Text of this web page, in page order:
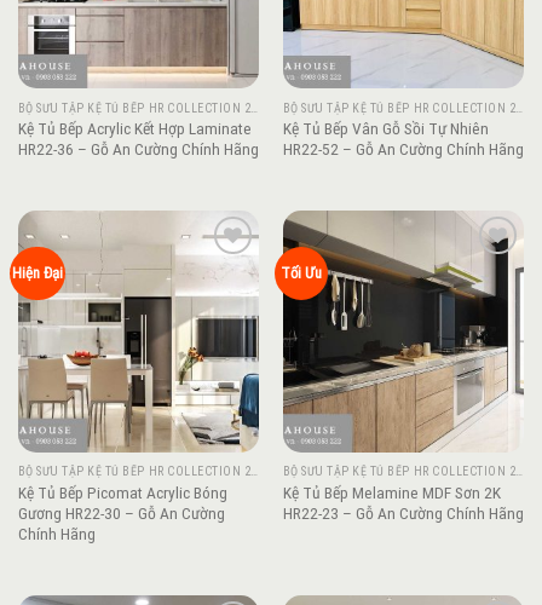
Kệ Tủ Bếp Acrylic Kết Hợp Laminate
HR22-36 – Gỗ An Cường Chính Hãng
Kệ Tủ Bếp Vân Gỗ Sồi Tự Nhiên
HR22-52 – Gỗ An Cường Chính Hãng
Hiện Đại
Add to
wishlist
Kệ Tủ Bếp Picomat Acrylic Bóng
Gương HR22-30 – Gỗ An Cường
Chính Hãng
Tối Ưu
Add to
wishlist
Kệ Tủ Bếp Melamine MDF Sơn 2K
HR22-23 – Gỗ An Cường Chính Hãng